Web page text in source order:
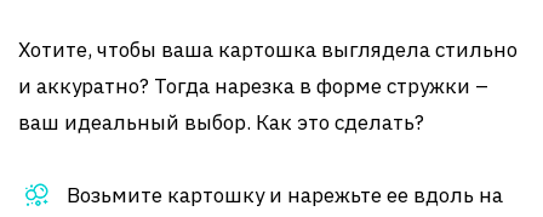
Хотите, чтобы ваша картошка выглядела стильно
и аккуратно? Тогда нарезка в форме стружки –
ваш идеальный выбор. Как это сделать?
Возьмите картошку и нарежьте ее вдоль на